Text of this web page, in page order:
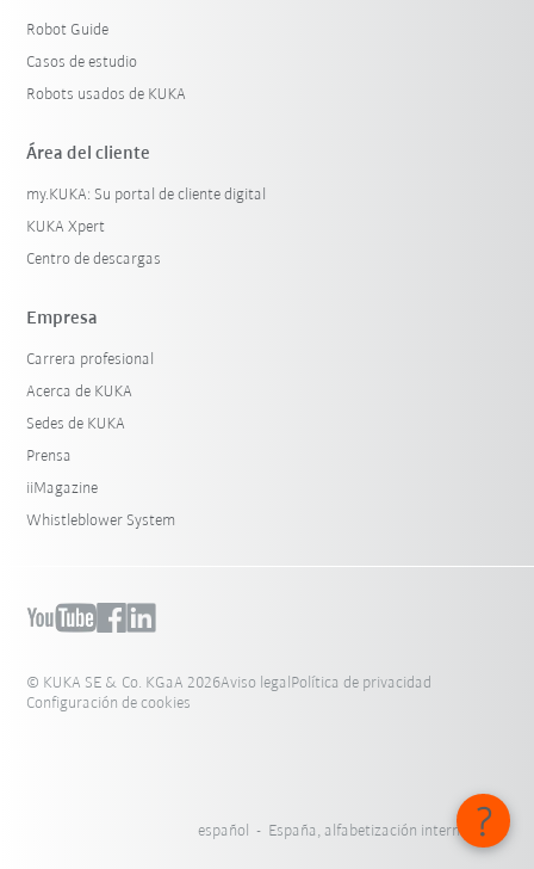
Robot Guide
Casos de estudio
Robots usados de KUKA
Área del cliente
my.KUKA: Su portal de cliente digital
KUKA Xpert
Centro de descargas
Empresa
Carrera profesional
Acerca de KUKA
Sedes de KUKA
Prensa
iiMagazine
Whistleblower System
© KUKA SE & Co. KGaA 2026Aviso legal Política de privacidad
Configuración de cookies
español - España, alfabetización internacional